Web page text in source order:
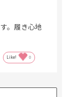
。履き心地
Like! 0